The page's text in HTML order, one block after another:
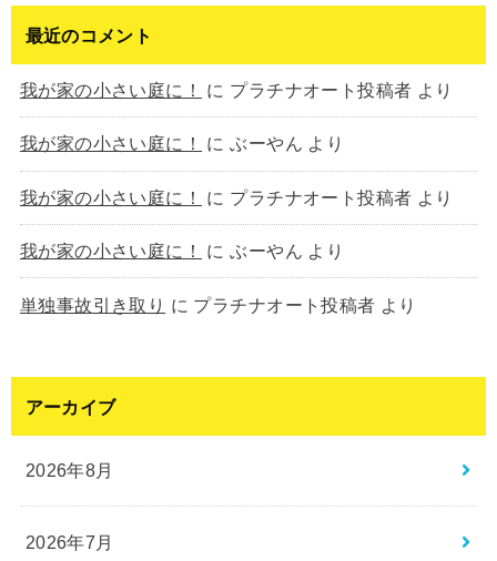
最近のコメント
我が家の小さい庭に！ に プラチナオート投稿者 より
我が家の小さい庭に！ にぶーやん より
我が家の小さい庭に！ に プラチナオート投稿者 より
我が家の小さい庭に！ にぶーやん より
単独事故引き取り に プラチナオート投稿者 より
アーカイブ
2026年8月
2026年7月